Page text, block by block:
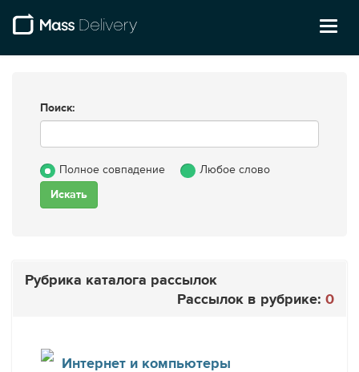
Поиск:
Полное совпадение Любое слово
Рубрика каталога рассылок
Рассылок в рубрике: 0
Интернет и компьютеры